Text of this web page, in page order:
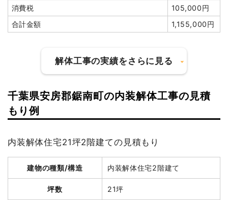
合計金額
9,950,000
円
円
消費税
191,280円
建物の種類/構造
建物解体費用 111万3,840円
総額 160万9,200円
消費税
105,000円
合計金額
1,155,000円
解体工事の実績をさらに見る
建物の種類/構造
建物解体費用 90万円
総額 126万5,000円
千葉県安房郡鋸南町の内装解体工事の見積
もり例
内装解体住宅21坪2階建ての見積もり
建物の種類/構造 内装解体住宅2階建て
坪数 21坪